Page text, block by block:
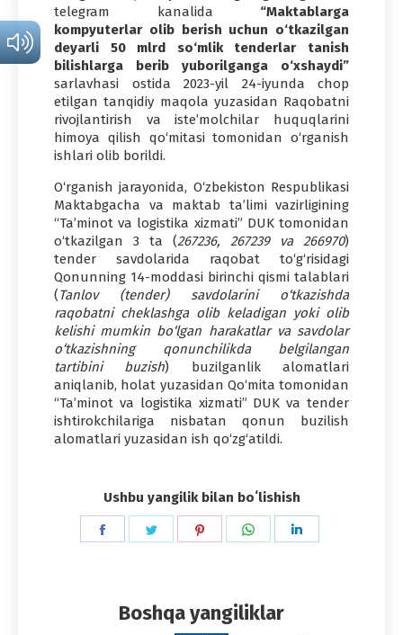
telegram kanalida “Maktablarga
kompyuterlar olib berish uchun o‘tkazilgan
deyarli 50 mlrd so‘mlik tenderlar tanish
bilishlarga berib yuborilganga o‘xshaydi”
sarlavhasi ostida 2023-yil 24-iyunda chop
etilgan tanqidiy maqola yuzasidan Raqobatni
rivojlantirish va iste’molchilar huquqlarini
himoya qilish qo‘mitasi tomonidan o‘rganish
ishlari olib borildi.
O‘rganish jarayonida, O‘zbekiston Respublikasi
Maktabgacha va maktab ta’limi vazirligining
“Ta’minot va logistika xizmati” DUK tomonidan
o‘tkazilgan 3 ta (267236, 267239 va 266970)
tender savdolarida raqobat to‘g‘risidagi
Qonunning 14-moddasi birinchi qismi talablari
(Tanlov (tender) savdolarini o‘tkazishda
raqobatni cheklashga olib keladigan yoki olib
kelishi mumkin bo‘lgan harakatlar va savdolar
o‘tkazishning qonunchilikda belgilangan
tartibini buzish) buzilganlik alomatlari
aniqlanib, holat yuzasidan Qo‘mita tomonidan
“Ta’minot va logistika xizmati” DUK va tender
ishtirokchilariga nisbatan qonun buzilish
alomatlari yuzasidan ish qo‘zg‘atildi.
Ushbu yangilik bilan boʻlishish
Share
Share
Share
Share
Boshqa yangiliklar